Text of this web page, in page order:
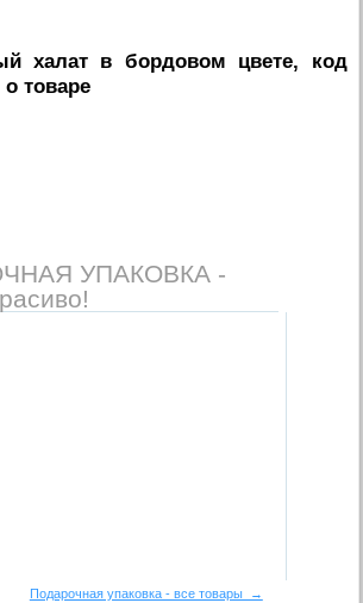
халат в бордовом цвете, код
товаре
УПАКОВКА -
Подарочная упаковка - все товары →